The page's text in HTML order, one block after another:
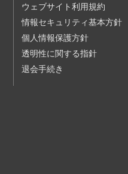
（５）その他、当社が合理
合
第３条（受講条件等）
１ 本サービスは、申込をさ
２ 受講には、受講者１人
す。
ーター、利用環境、通
ウェブサイト利用規約
情報セキュリティ基本方針
個人情報保護方針
透明性に関する指針
退会手続き